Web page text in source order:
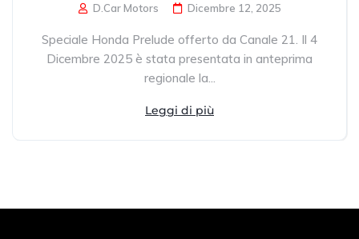
D.Car Motors Dicembre 12, 2025
Speciale Honda Prelude offerto da Canale 21. Il 4
Dicembre 2025 è stata presentata in anteprima
regionale la...
Leggi di più